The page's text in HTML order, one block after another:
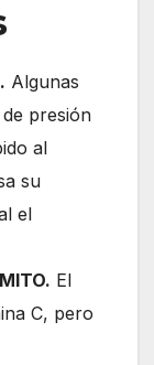
Algunas
presión
al
su
el
MITO. El
C, pero